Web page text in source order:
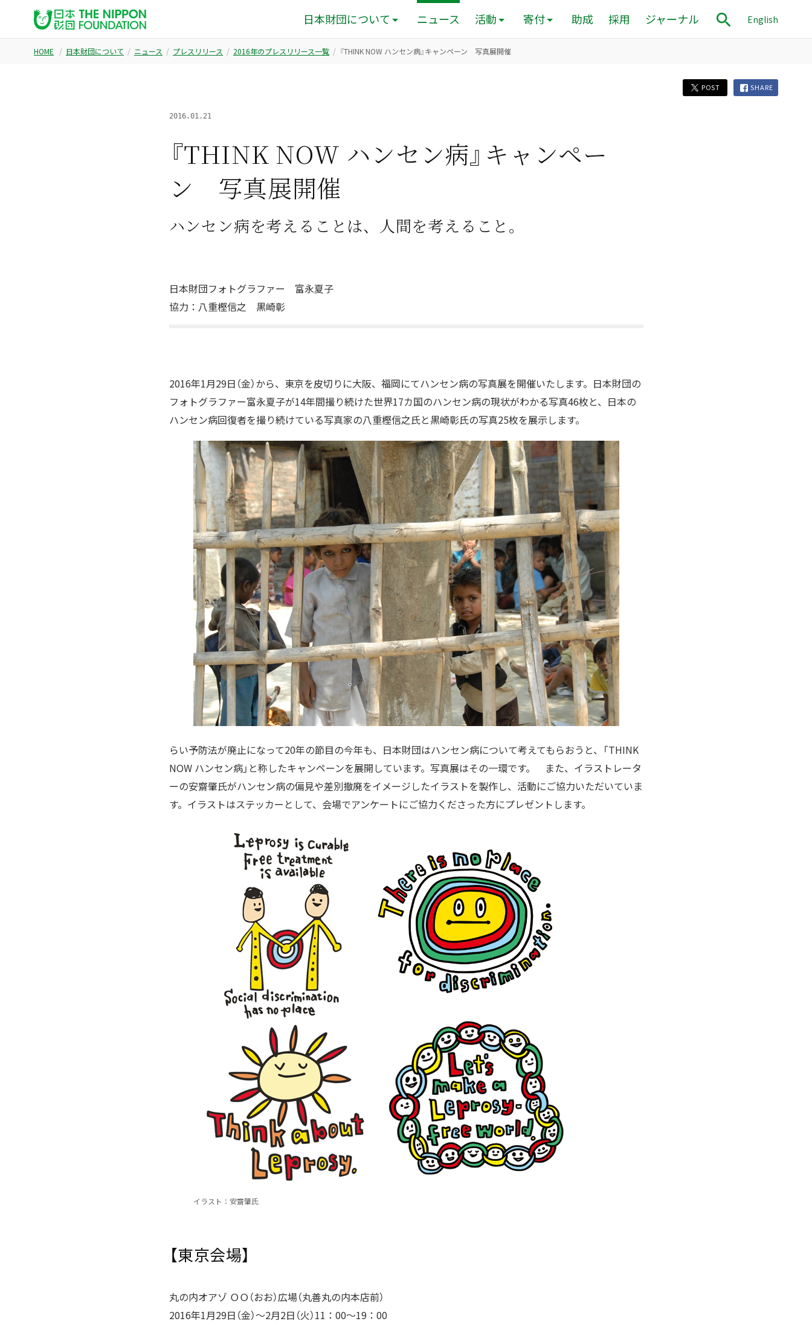
日本財団について ニュース 活動 寄付 助成 採用 ジャーナル English
HOME 日本財団について ニュース プレスリリース 2016年のプレスリリース一覧 『THINK NOW ハンセン病』キャンペーン 写真展開催
POST SHARE
2016.01.21
『THINK NOW ハンセン病』キャンペー
ン 写真展開催
ハンセン病を考えることは、人間を考えること。
日本財団フォトグラファー 富永夏子
協力：八重樫信之 黒崎彰
2016年1月29日（金）から、東京を皮切りに大阪、福岡にてハンセン病の写真展を開催いたします。日本財団の
フォトグラファー富永夏子が14年間撮り続けた世界17カ国のハンセン病の現状がわかる写真46枚と、日本の
ハンセン病回復者を撮り続けている写真家の八重樫信之氏と黒崎彰氏の写真25枚を展示します。
らい予防法が廃止になって20年の節目の今年も、日本財団はハンセン病について考えてもらおうと、「THINK
NOW ハンセン病」と称したキャンペーンを展開しています。写真展はその一環です。 また、イラストレータ
ーの安齋肇氏がハンセン病の偏見や差別撤廃をイメージしたイラストを製作し、活動にご協力いただいていま
す。イラストはステッカーとして、会場でアンケートにご協力くださった方にプレゼントします。
イラスト：安齋肇氏
【東京会場】
丸の内オアゾ ＯＯ（おお）広場（丸善丸の内本店前）
2016年1月29日（金）〜2月2日（火）11：00〜19：00